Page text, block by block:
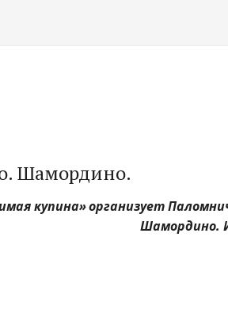
Шамордино.
купина»организует
Шамордино.